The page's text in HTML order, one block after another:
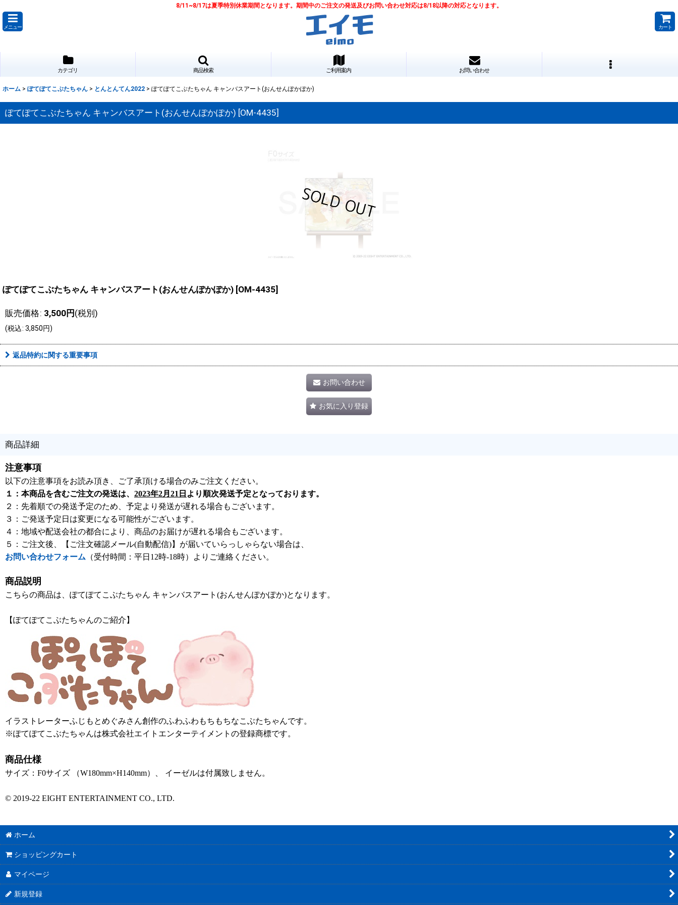
8/11~8/17は夏季特別休業期間となります。期間中のご注文の発送及びお問い合わせ対応は8/18以降の対応となります。
メニュー カート
カテゴリ 商品検索 ご利用案内 お問い合わせ
ホーム > ぽてぽてこぶたちゃん > とんとんてん2022 > ぽてぽてこぶたちゃん キャンバスアート(おんせんぽかぽか)
ぽてぽてこぶたちゃん キャンバスアート(おんせんぽかぽか) [OM-4435]
ぽてぽてこぶたちゃん キャンバスアート(おんせんぽかぽか) [OM-4435]
販売価格: 3,500円 (税別)
(税込: 3,850円)
返品特約に関する重要事項
お問い合わせ
お気に入り登録
商品詳細
注意事項
以下の注意事項をお読み頂き、ご了承頂ける場合のみご注文ください。
１：本商品を含むご注文の発送は、 2023年2月21日 より順次発送予定となっております。
２：先着順での発送予定のため、予定より発送が遅れる場合もございます。
３：ご発送予定日は変更になる可能性がございます。
４：地域や配送会社の都合により、商品のお届けが遅れる場合もございます。
５：ご注文後、【ご注文確認メール(自動配信)】が届いていらっしゃらない場合は、
お問い合わせフォーム （受付時間：平日12時-18時）よりご連絡ください。
商品説明
こちらの商品は、ぽてぽてこぶたちゃん キャンバスアート(おんせんぽかぽか)となります。
【ぽてぽてこぶたちゃんのご紹介】
イラストレーターふじもとめぐみさん創作のふわふわもちもちなこぶたちゃんです。
※ぽてぽてこぶたちゃんは株式会社エイトエンターテイメントの登録商標です。
商品仕様
サイズ：F0サイズ （W180mm×H140mm）、 イーゼルは付属致しません。
© 2019-22 EIGHT ENTERTAINMENT CO., LTD.
ホーム
ショッピングカート
マイページ
新規登録